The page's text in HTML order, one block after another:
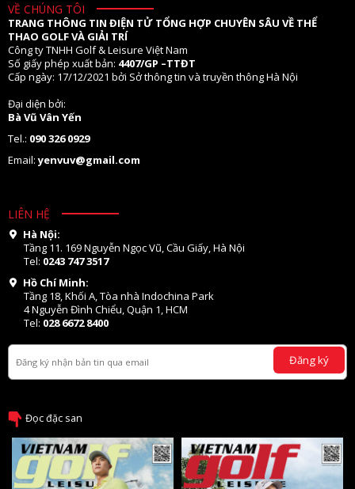
VỀ CHÚNG TÔI
TRANG THÔNG TIN ĐIỆN TỬ TỔNG HỢP CHUYÊN SÂU VỀ THỂ
THAO GOLF VÀ GIẢI TRÍ
Công ty TNHH Golf & Leisure Việt Nam
Số giấy phép xuất bản: 4407/GP –TTĐT
Cấp ngày: 17/12/2021 bởi Sở thông tin và truyền thông Hà Nội
Đại diện bởi:
Bà Vũ Vân Yến
Tel.: 090 326 0929
Email:yenvuv@gmail.com
LIÊN HỆ
Hà Nội:
Tầng 11. 169 Nguyễn Ngọc Vũ, Cầu Giấy, Hà Nội
Tel: 0243 747 3517
Hồ Chí Minh:
Tầng 18, Khối A, Tòa nhà Indochina Park
4 Nguyễn Đình Chiểu, Quận 1, HCM
Tel: 028 6672 8400
Đăng ký
Đọc đặc san